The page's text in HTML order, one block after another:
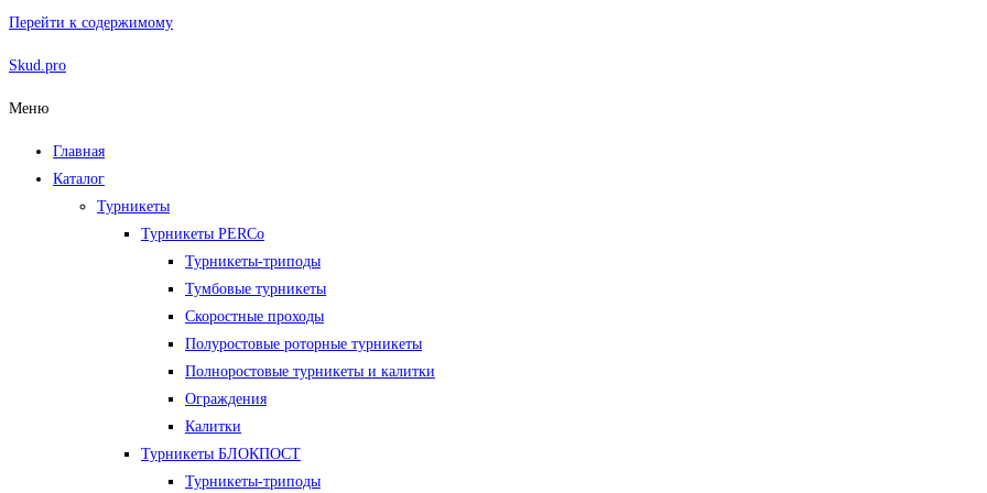
Перейти к содержимому
Skud.pro
Меню
Главная
Каталог
Турникеты
Турникеты PERCo
Турникеты-триподы
Тумбовые турникеты
Скоростные проходы
Полуростовые роторные турникеты
Полноростовые турникеты и калитки
Ограждения
Калитки
Турникеты БЛОКПОСТ
Турникеты-триподы